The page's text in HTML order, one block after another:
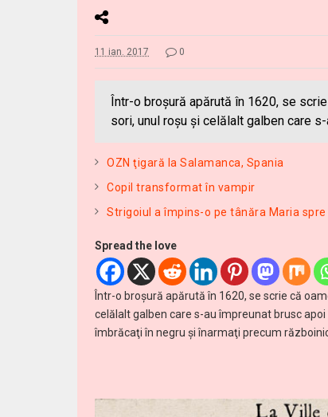
11 ian. 2017 0
Într-o broşură apărută în 1620, se
sori, unul roşu şi celălalt galben care
OZN ţigară la Salamanca, Spania
Copil transformat în vampir
Strigoiul a împins-o pe tânăra Maria
Spread the love
Într-o broşură apărută în 1620, se scrie că
celălalt galben care s-au împreunat brusc
îmbrăcaţi în negru şi înarmaţi precum